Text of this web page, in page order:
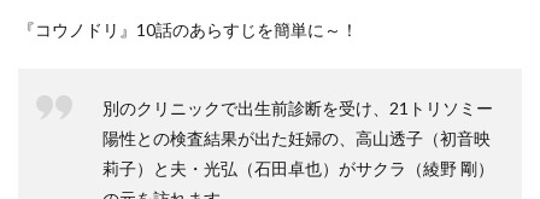
『コウノドリ』10話のあらすじを簡単に～！
別のクリニックで出生前診断を受け、21トリソミー
陽性との検査結果が出た妊婦の、高山透子（初音映
莉子）と夫・光弘（石田卓也）がサクラ（綾野 剛）